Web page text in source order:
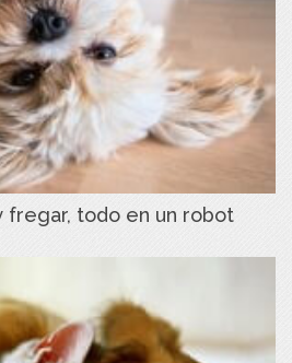
fregar, todo en un robot